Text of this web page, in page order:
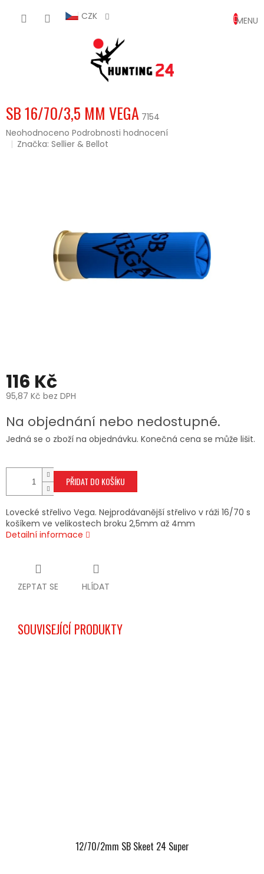
CZK
KOŠÍK
SB 16/70/3,5 MM VEGA 7154
Průměrné
hodnocení
Neohodnoceno Podrobnosti hodnocení
Značka:Sellier & Bellot
116 Kč
95,87 Kč bez DPH
cena:
Na objednání nebo nedostupné.
Jedná se o zboží na objednávku. Konečná cena se může lišit.
PŘIDAT DO KOŠÍKU
Lovecké střelivo Vega. Nejprodávanější střelivo v ráži 16/70 s
košíkem ve velikostech broku 2,5mm až 4mm
Detailní informace
ZEPTAT SE HLÍDAT
SOUVISEJÍCÍ PRODUKTY
12/70/2mm SB Skeet 24 Super